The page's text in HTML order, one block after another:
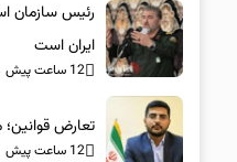
رئیس سازمان
ایران است
12 ساعت پیش
تعارض
12 ساعت پیش